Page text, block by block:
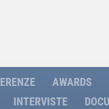
AWARDS
INTERVISTE